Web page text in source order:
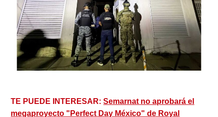
TE PUEDE INTERESAR:Semarnat no aprobará el
megaproyecto "Perfect Day México" de Royal